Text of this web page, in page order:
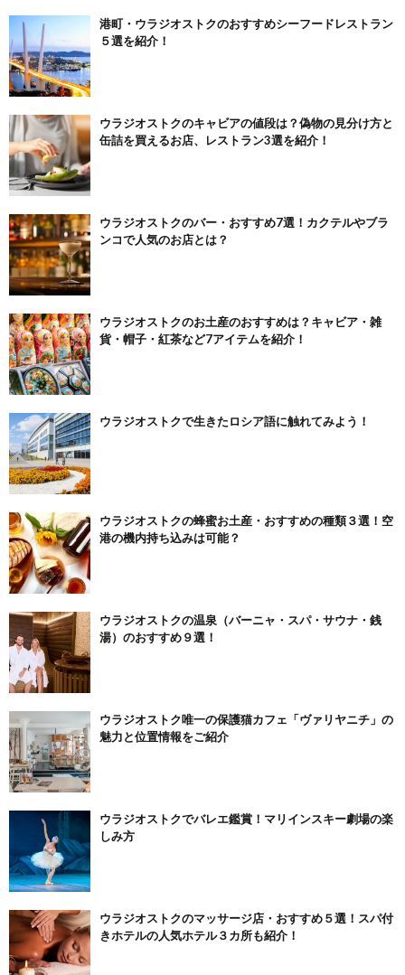
港町・ウラジオストクのおすすめシーフードレストラン
５選を紹介！
ウラジオストクのキャビアの値段は？偽物の見分け方と
缶詰を買えるお店、レストラン3選を紹介！
ウラジオストクのバー・おすすめ7選！カクテルやブラ
ンコで人気のお店とは？
ウラジオストクのお土産のおすすめは？キャビア・雑
貨・帽子・紅茶など7アイテムを紹介！
ウラジオストクで生きたロシア語に触れてみよう！
ウラジオストクの蜂蜜お土産・おすすめの種類３選！空
港の機内持ち込みは可能？
ウラジオストクの温泉（バーニャ・スパ・サウナ・銭
湯）のおすすめ９選！
ウラジオストク唯一の保護猫カフェ「ヴァリヤニチ」の
魅力と位置情報をご紹介
ウラジオストクでバレエ鑑賞！マリインスキー劇場の楽
しみ方
ウラジオストクのマッサージ店・おすすめ５選！スパ付
きホテルの人気ホテル３カ所も紹介！